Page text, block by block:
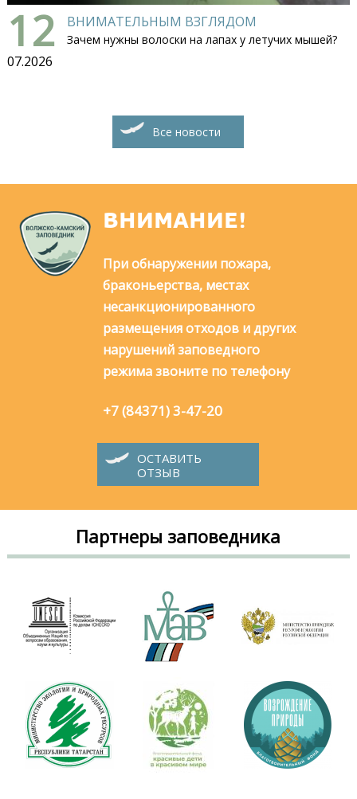
12
07.2026
ВНИМАТЕЛЬНЫМ ВЗГЛЯДОМ
Зачем нужны волоски на лапах у летучих мышей?
Все новости
ВНИМАНИЕ!
При обнаружении пожара,
браконьерства, местах
несанкционированного
размещения отходов и других
нарушений заповедного
режима звоните по телефону
+7 (84371) 3-47-20
ОСТАВИТЬ
ОТЗЫВ
Партнеры заповедника